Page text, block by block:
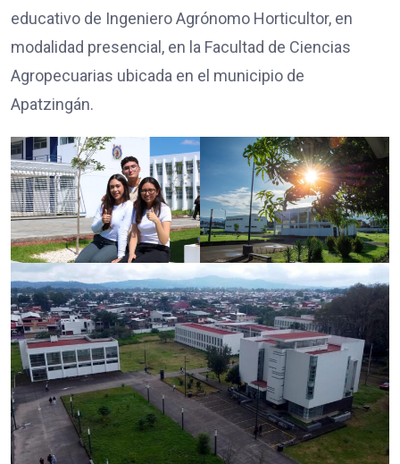
educativo de Ingeniero Agrónomo Horticultor, en
modalidad presencial, en la Facultad de Ciencias
Agropecuarias ubicada en el municipio de
Apatzingán.